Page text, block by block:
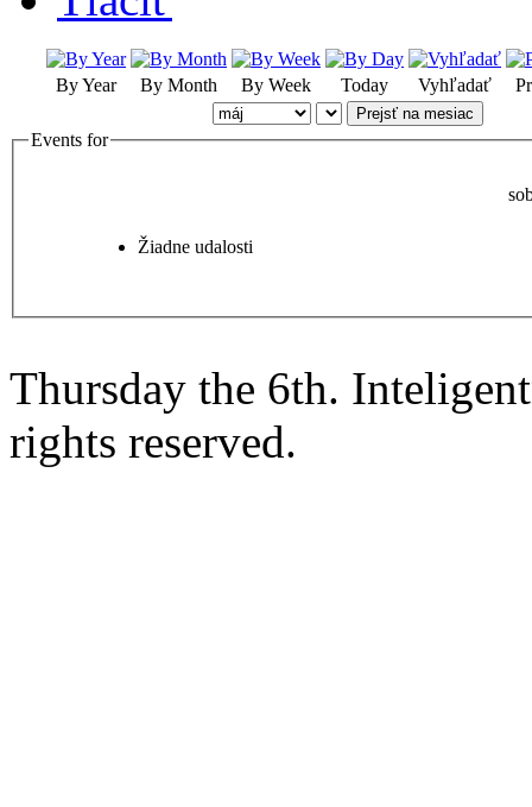
By Year By Month By Week Today Vyhľadať
Prejsť na mesiac
Events for
Žiadne udalosti
Thursday the 6th.
rights reserved.